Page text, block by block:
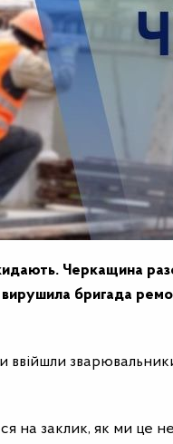
кидають. Черкащина
бригада
на заклик, як ми це